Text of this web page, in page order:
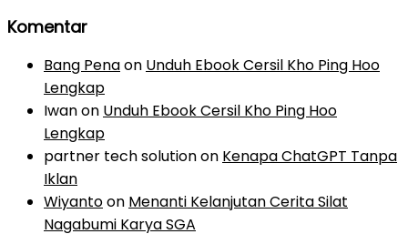
Komentar
Bang Penaon Unduh Ebook Cersil Kho Ping Hoo
Lengkap
Iwanon Unduh Ebook Cersil Kho Ping Hoo
Lengkap
partner tech solutionon Kenapa ChatGPT Tanpa
Iklan
Wiyantoon Menanti Kelanjutan Cerita Silat
Nagabumi Karya SGA